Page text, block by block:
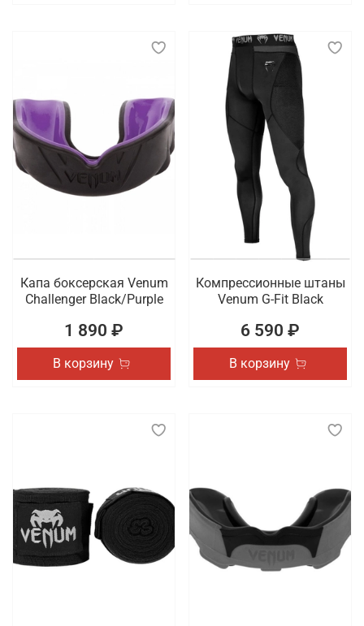
Капа боксерская Venum
Challenger Black/Purple
1 890 ₽
В корзину
Компрессионные штаны
Venum G-Fit Black
6 590 ₽
В корзину